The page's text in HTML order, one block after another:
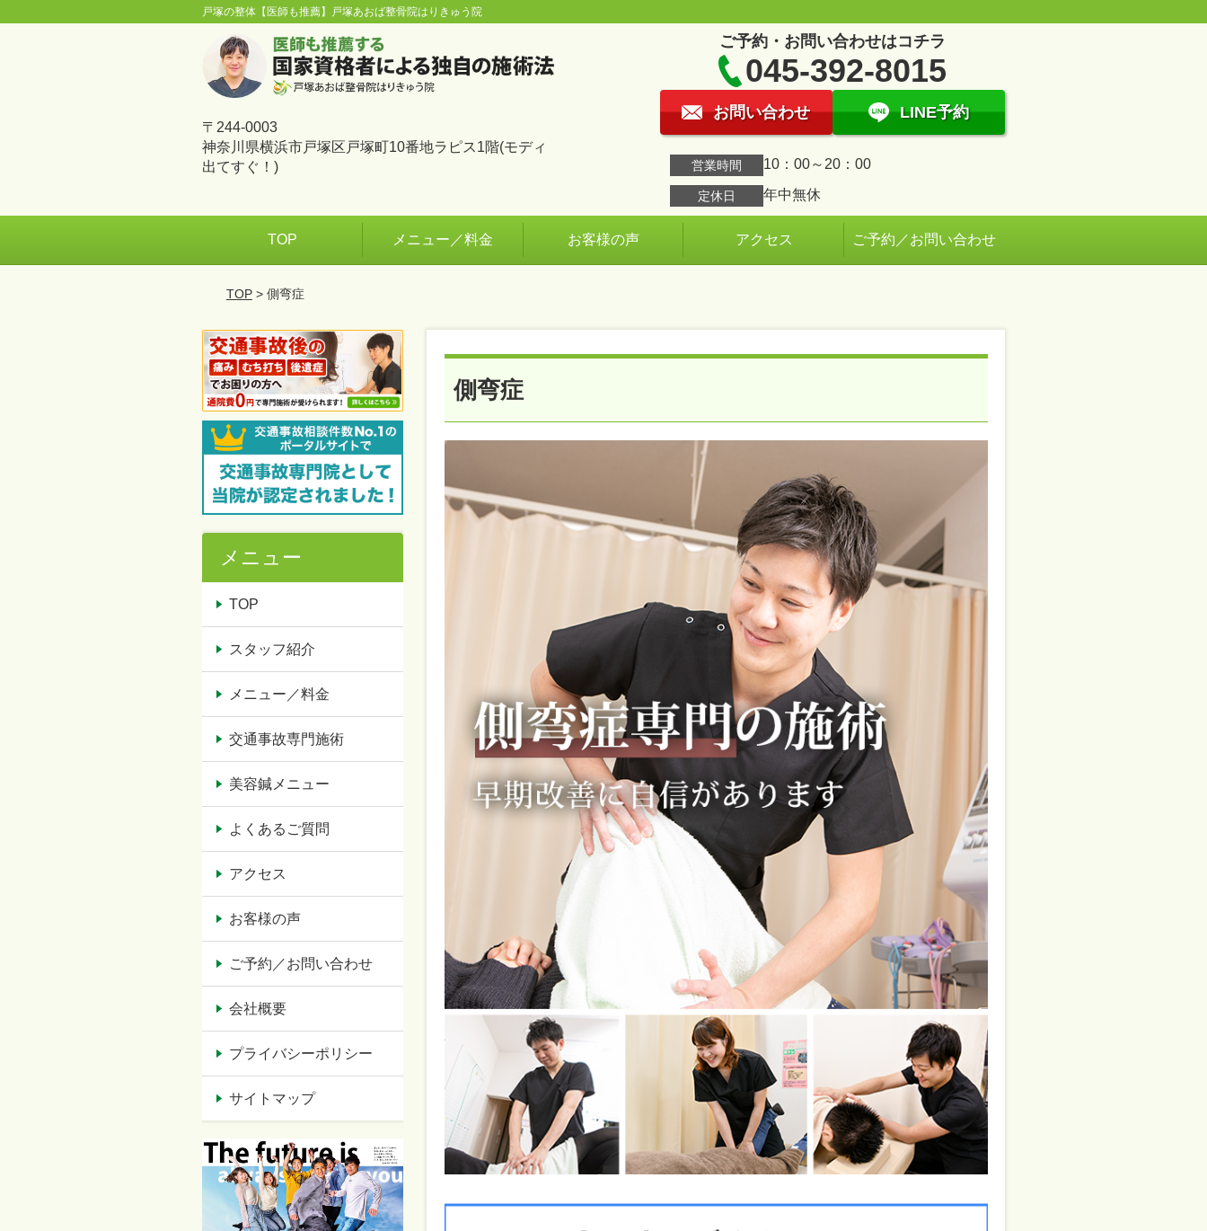
戸塚の整体【医師も推薦】戸塚あおば整骨院はりきゅう院
〒244-0003
神奈川県横浜市戸塚区戸塚町10番地ラピス1階(モディ
出てすぐ！)
ご予約・お問い合わせはコチラ
045-392-8015
お問い合わせ LINE予約
営業時間 10：00～20：00
定休日 年中無休
TOP メニュー／料金 お客様の声 アクセス ご予約／お問い合わせ
TOP> 側弯症
側弯症
メニュー
TOP
スタッフ紹介
メニュー／料金
交通事故専門施術
美容鍼メニュー
よくあるご質問
アクセス
お客様の声
ご予約／お問い合わせ
会社概要
プライバシーポリシー
サイトマップ